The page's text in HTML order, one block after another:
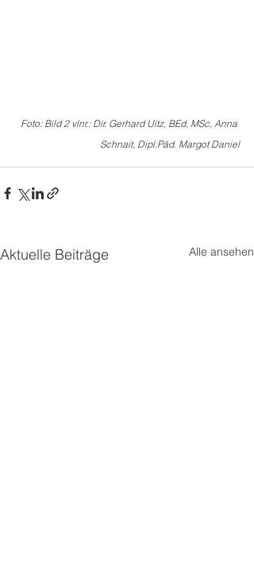
Foto: Bild 2 vlnr.: Dir. Gerhard Uitz, BEd, MSc, Anna
Schnait, Dipl.Päd. Margot Daniel
Aktuelle Beiträge Alle ansehen